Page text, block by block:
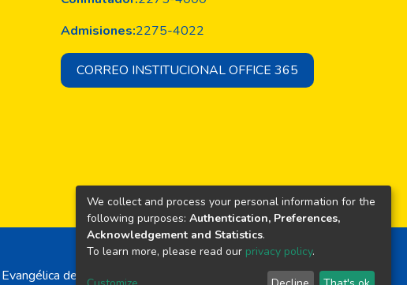
Admisiones:2275-4022
CORREO INSTITUCIONAL OFFICE 365
de El Salvador
We collect and process your personal information for the
following purposes: Authentication, Preferences,
Acknowledgement and Statistics.
To learn more, please read our privacy policy.